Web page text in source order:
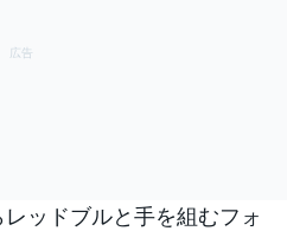
ッドブルと手を組むフォ